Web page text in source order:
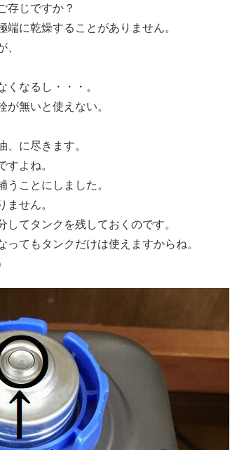
存じですか？
に乾燥することがありません。
、
くなるし・・・。
無いと使えない。
に尽きます。
すよね。
ことにしました。
ません。
てタンクを残しておくのです。
てもタンクだけは使えますからね。